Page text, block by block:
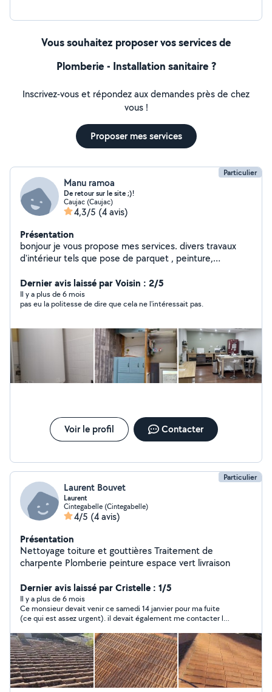
Vous souhaitez proposer vos services de
Plomberie - Installation sanitaire ?
Inscrivez-vous et répondez aux demandes près de chez
vous !
Proposer mes services
Particulier
Manu ramoa
De retour sur le site ;)!
Caujac (Caujac)
4,3/5 (4 avis)
Présentation
bonjour je vous propose mes services. divers travaux
d'intérieur tels que pose de parquet , peinture,
Dernier avis laissé par Voisin : 2/5
Il y a plus de 6 mois
pas eu la politesse de dire que cela ne l'intéressait pas.
Voir le profil Contacter
Particulier
Laurent Bouvet
Laurent
Cintegabelle (Cintegabelle)
4/5 (4 avis)
Présentation
Nettoyage toiture et gouttières Traitement de
charpente Plomberie peinture espace vert livraison
Dernier avis laissé par Cristelle : 1/5
Il y a plus de 6 mois
Ce monsieur devait venir ce samedi 14 janvier pour ma fuite
(ce qui est assez urgent). il devait également me contacter la
nous étions bien d'accord. Il m'a demandé de l'évaluer lors de
notre prise de rendez-vous sur son intervention... qui n'avait pas
encore eu lieu donc je n'ai évidemment pas évaluer ce
monsieur sur une intervention qui n'existait pas. Aujourd'hui
samedi 14 janvier 2023, pas de nouvelles et pas d'intervention.
je décommande donc fortement ce monsieur !